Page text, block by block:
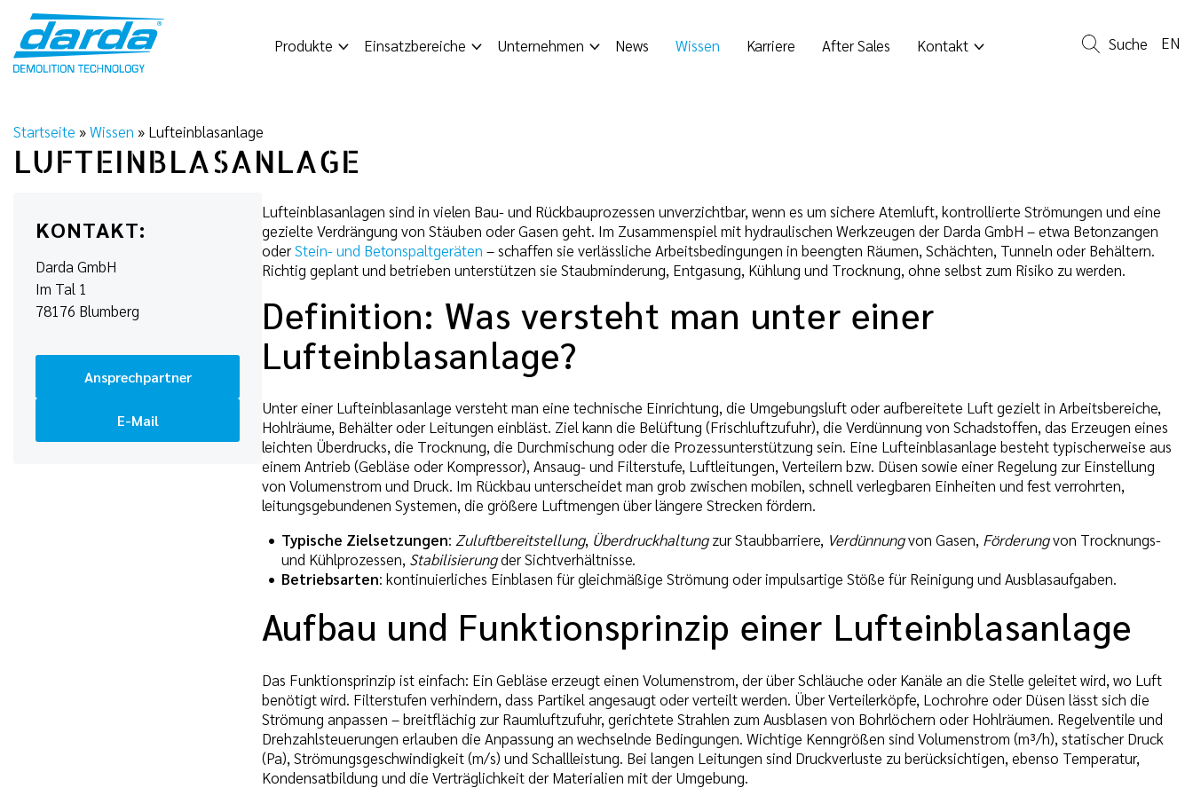
content
Produkte Einsatzbereiche Unternehmen News Wissen Karriere After Sales Kontakt Suche EN
Startseite »Wissen » Lufteinblasanlage
LUFTEINBLASANLAGE
KONTAKT:
Darda GmbH
Im Tal 1
78176 Blumberg
Ansprechpartner
E-Mail
Lufteinblasanlagen sind in vielen Bau- und Rückbauprozessen unverzichtbar, wenn es um sichere Atemluft, kontrollierte Strömungen und eine
gezielte Verdrängung von Stäuben oder Gasen geht. Im Zusammenspiel mit hydraulischen Werkzeugen der Darda GmbH – etwa Betonzangen
oderStein- und Betonspaltgeräten – schaffen sie verlässliche Arbeitsbedingungen in beengten Räumen, Schächten, Tunneln oder Behältern.
Richtig geplant und betrieben unterstützen sie Staubminderung, Entgasung, Kühlung und Trocknung, ohne selbst zum Risiko zu werden.
Definition: Was versteht man unter einer
Lufteinblasanlage?
Unter einer Lufteinblasanlage versteht man eine technische Einrichtung, die Umgebungsluft oder aufbereitete Luft gezielt in Arbeitsbereiche,
Hohlräume, Behälter oder Leitungen einbläst. Ziel kann die Belüftung (Frischluftzufuhr), die Verdünnung von Schadstoffen, das Erzeugen eines
leichten Überdrucks, die Trocknung, die Durchmischung oder die Prozessunterstützung sein. Eine Lufteinblasanlage besteht typischerweise aus
einem Antrieb (Gebläse oder Kompressor), Ansaug- und Filterstufe, Luftleitungen, Verteilern bzw. Düsen sowie einer Regelung zur Einstellung
von Volumenstrom und Druck. Im Rückbau unterscheidet man grob zwischen mobilen, schnell verlegbaren Einheiten und fest verrohrten,
leitungsgebundenen Systemen, die größere Luftmengen über längere Strecken fördern.
Typische Zielsetzungen: Zuluftbereitstellung, Überdruckhaltungzur Staubbarriere, Verdünnungvon Gasen, Förderungvon Trocknungs-
und Kühlprozessen, Stabilisierungder Sichtverhältnisse.
Betriebsarten: kontinuierliches Einblasen für gleichmäßige Strömung oder impulsartige Stöße für Reinigung und Ausblasaufgaben.
Aufbau und Funktionsprinzip einer Lufteinblasanlage
Das Funktionsprinzip ist einfach: Ein Gebläse erzeugt einen Volumenstrom, der über Schläuche oder Kanäle an die Stelle geleitet wird, wo Luft
benötigt wird. Filterstufen verhindern, dass Partikel angesaugt oder verteilt werden. Über Verteilerköpfe, Lochrohre oder Düsen lässt sich die
Strömung anpassen – breitflächig zur Raumluftzufuhr, gerichtete Strahlen zum Ausblasen von Bohrlöchern oder Hohlräumen. Regelventile und
Drehzahlsteuerungen erlauben die Anpassung an wechselnde Bedingungen. Wichtige Kenngrößen sind Volumenstrom (m³/h), statischer Druck
(Pa), Strömungsgeschwindigkeit (m/s) und Schallleistung. Bei langen Leitungen sind Druckverluste zu berücksichtigen, ebenso Temperatur,
Kondensatbildung und die Verträglichkeit der Materialien mit der Umgebung.